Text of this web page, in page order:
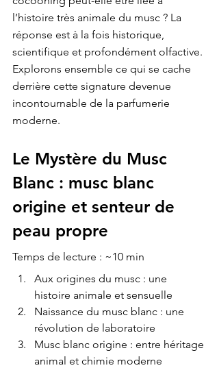
l’histoire très animale du musc ? La
réponse est à la fois historique,
scientifique et profondément olfactive.
Explorons ensemble ce qui se cache
derrière cette signature devenue
incontournable de la parfumerie
moderne.
Le Mystère du Musc
Blanc : musc blanc
origine et senteur de
peau propre
Temps de lecture : ~10 min
Aux origines du musc : une
histoire animale et sensuelle
Naissance du musc blanc : une
révolution de laboratoire
Musc blanc origine : entre héritage
animal et chimie moderne